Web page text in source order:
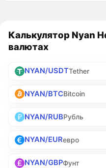
Калькулятор Nyan
валютах
NYAN/USDTTether
NYAN/BTCBitcoin
NYAN/RUBРубль
NYAN/EURевро
NYAN/GBPФунт